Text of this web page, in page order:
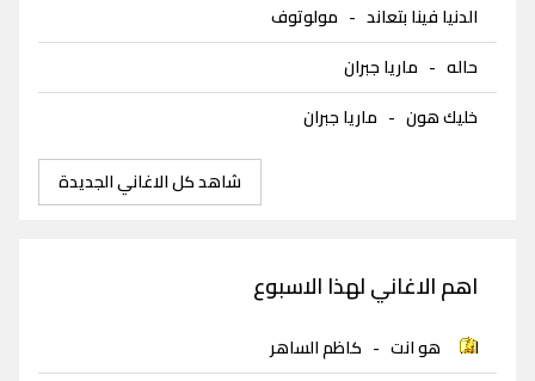
الدنيا فينا بتعاند - مولوتوف
حاله - ماريا جبران
خليك هون - ماريا جبران
شاهد كل الاغاني الجديدة
اهم الاغاني لهذا الاسبوع
هو انت - كاظم الساهر